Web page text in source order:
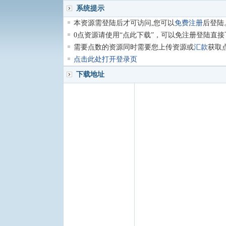
系统提示
本资源需登陆后才可访问,您可以免费注册后登陆
0点资源请使用“点此下载”，可以免注册登陆直
需要点数的资源同时需要您上传资源或汇款获取
点击此处打开登录页
下载地址